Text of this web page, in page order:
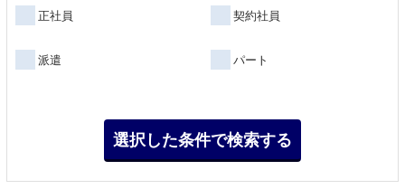
正社員 契約社員
派遣 パート